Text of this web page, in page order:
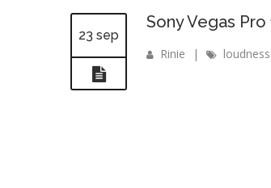
23 sep
Sony Vegas
Rinie |